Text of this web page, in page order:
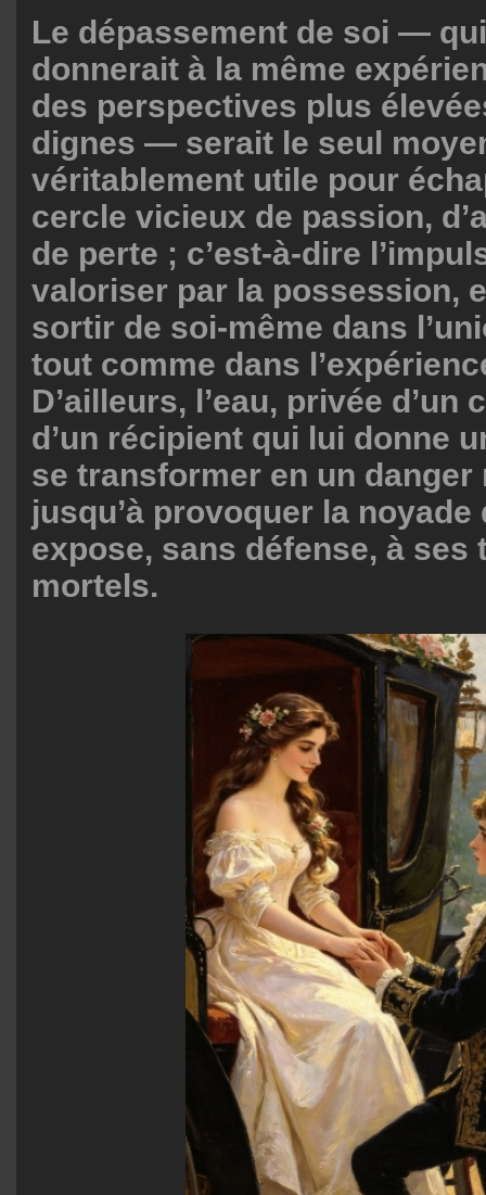
Le dépassement de soi —
donnerait à la même
des perspectives plus
dignes — serait le seul
véritablement utile pour
cercle vicieux de passion,
de perte ; c’est-à-dire
valoriser par la possession,
sortir de soi-même dans
tout comme dans
D’ailleurs, l’eau, privée d’un
d’un récipient qui lui donne
se transformer en un danger
jusqu’à provoquer la noyade
expose, sans défense, à ses
mortels.